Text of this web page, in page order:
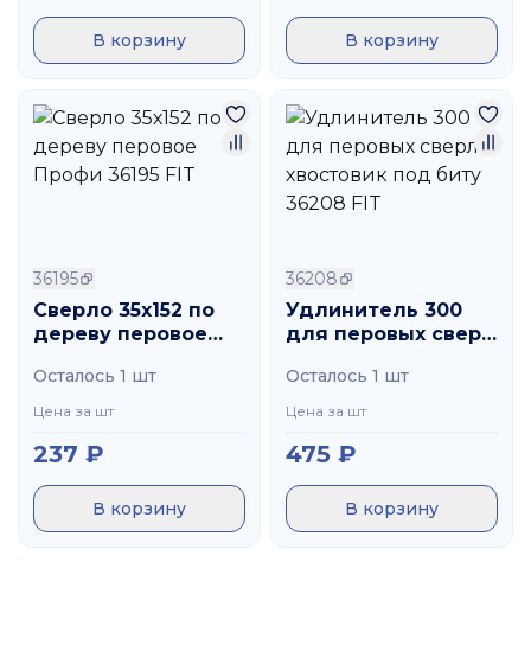
В корзину В корзину
36195
Сверло 35х152 по
дереву перовое
Осталось 1 шт
Цена за шт
237 ₽
В корзину
36208
Удлинитель 300
для перовых сверл
36208 FIT
Осталось 1 шт
Цена за шт
475 ₽
В корзину